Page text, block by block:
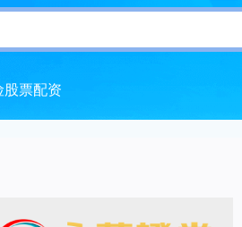
股票配资